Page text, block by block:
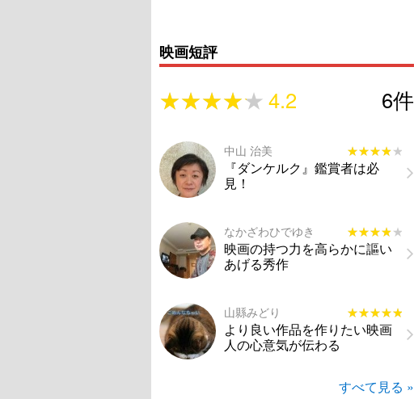
映画短評
★★★★★
★★★★★4.2 6件
中山 治美 ★★★★★
★★★★★
『ダンケルク』鑑賞者は必
見！
なかざわひでゆき ★★★★★
★★★★★
映画の持つ力を高らかに謳い
あげる秀作
山縣みどり ★★★★★
★★★★★
より良い作品を作りたい映画
人の心意気が伝わる
すべて見る »